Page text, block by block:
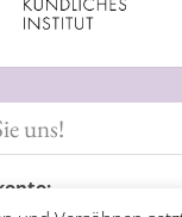
uns!